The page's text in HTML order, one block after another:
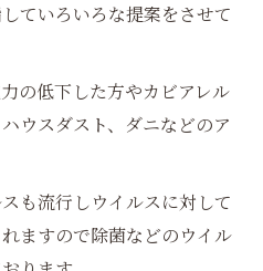
ていろいろな提案をさせて
の低下した方やカビアレル
ウスダスト、ダニなどのア
も流行しウイルスに対して
ますので除菌などのウイル